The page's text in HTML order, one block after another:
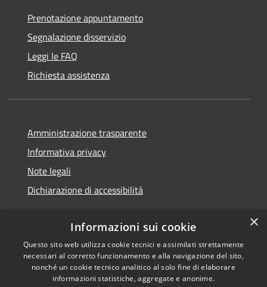
Prenotazione appuntamento
Segnalazione disservizio
Leggi le FAQ
Richiesta assistenza
Amministrazione trasparente
Informativa privacy
Note legali
Dichiarazione di accessibilità
RSS
Accessibilità
Copyright © 2026 • Comune di
Cerreto d'Esi • Powered by
Municipium•Accesso
×
Informazioni sui cookie
Questo sito web utilizza cookie tecnici e assimilati strettamente
necessari al corretto funzionamento e alla navigazione del sito,
nonché un cookie tecnico analitico al solo fine di elaborare
informazioni statistiche, aggregate e anonime.